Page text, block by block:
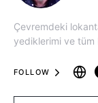
Çevremdeki
yediklerimi ve
FOLLOW